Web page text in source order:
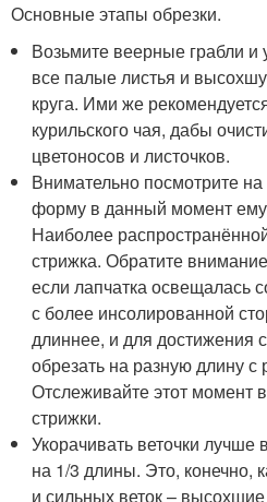
Основные этапы обрезки.
Возьмите веерные грабли
все палые листья и
круга. Ими же
курильского чая, дабы
цветоносов и листочков.
Внимательно посмотрите на
форму в данный момент ему
Наиболее
стрижка. Обратите
если лапчатка освещалась
с более инсолированной
длиннее, и для достижения
обрезать на разную длину с
Отслеживайте этот момент
стрижки.
Укорачивать веточки лучше
на 1/3 длины. Это, конечно,
и сильных веток –